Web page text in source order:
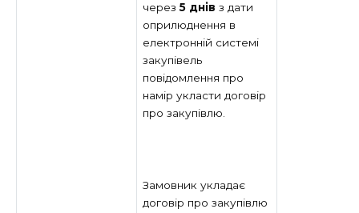
через 5 днів з дати
оприлюднення в
електронній системі
закупівель
повідомлення про
намір укласти договір
про закупівлю.
Замовник укладає
договір про закупівлю